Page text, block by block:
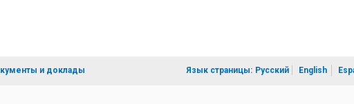
и доклады Язык страницы: Русский English